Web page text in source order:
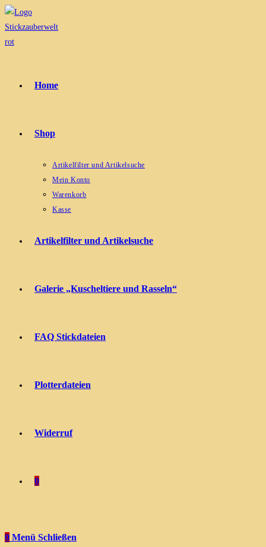
Zum
Inhalt
springen
Home
Shop
Artikelfilter und Artikelsuche
Mein Konto
Warenkorb
Kasse
Artikelfilter und Artikelsuche
Galerie „Kuscheltiere und Rasseln“
FAQ Stickdateien
Plotterdateien
Widerruf
0
0 Menü Schließen